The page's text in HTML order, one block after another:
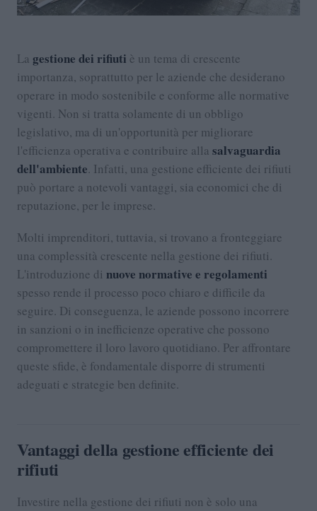
La gestione dei rifiuti è un tema di crescente
importanza, soprattutto per le aziende che desiderano
operare in modo sostenibile e conforme alle normative
vigenti. Non si tratta solamente di un obbligo
legislativo, ma di un'opportunità per migliorare
l'efficienza operativa e contribuire alla salvaguardia
dell'ambiente. Infatti, una gestione efficiente dei rifiuti
può portare a notevoli vantaggi, sia economici che di
reputazione, per le imprese.
Molti imprenditori, tuttavia, si trovano a fronteggiare
una complessità crescente nella gestione dei rifiuti.
L'introduzione di nuove normative e regolamenti
spesso rende il processo poco chiaro e difficile da
seguire. Di conseguenza, le aziende possono incorrere
in sanzioni o in inefficienze operative che possono
compromettere il loro lavoro quotidiano. Per affrontare
queste sfide, è fondamentale disporre di strumenti
adeguati e strategie ben definite.
Vantaggi della gestione efficiente dei
rifiuti
Investire nella gestione dei rifiuti non è solo una